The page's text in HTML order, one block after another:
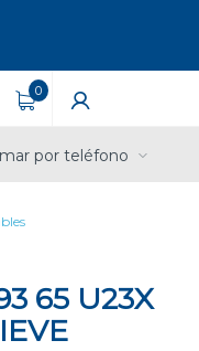
0
por teléfono
65 U23X